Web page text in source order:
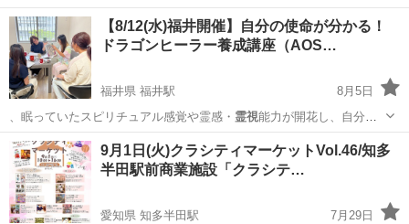
【8/12(水)福井開催】自分の使命が分かる！
ドラゴンヒーラー養成講座（AOS…
福井県 福井駅
8月5日
、眠っていたスピリチュアル感覚や霊感・ 霊視能力が開花し、自分の
使命に気付くことで…
福井 福井市 福井駅 ワークショップ ドラゴンヒーラー
9月1日(火)クラシティマーケットVol.46/知多
半田駅前商業施設「クラシテ…
愛知県 知多半田駅
7月29日